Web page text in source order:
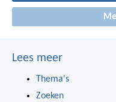
Lees meer
Thema's
Zoeken